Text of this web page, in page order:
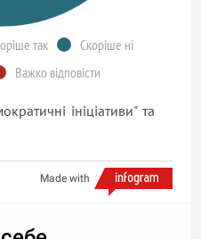
так
Скоріше ні
Важко відповісти
ініціативи" та
Made with